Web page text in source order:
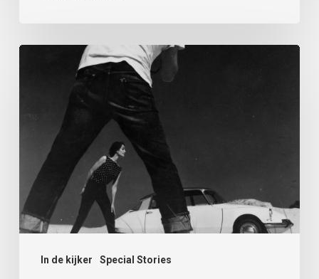
In de kijker Special Stories
HET
STRIJKT
…